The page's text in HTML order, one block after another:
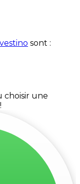
sont :
choisir une